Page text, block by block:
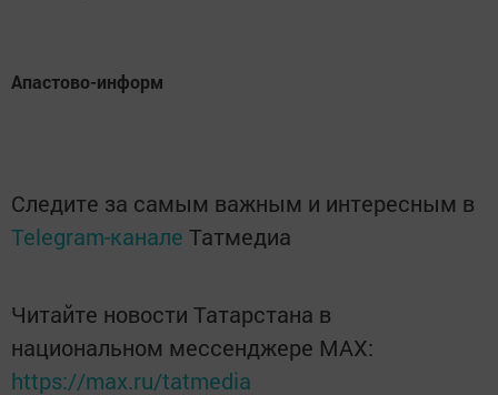
Апастово-информ
Следите за самым важным и интересным в
Telegram-канале Татмедиа
Читайте новости Татарстана в
национальном мессенджере MАХ:
https://max.ru/tatmedia